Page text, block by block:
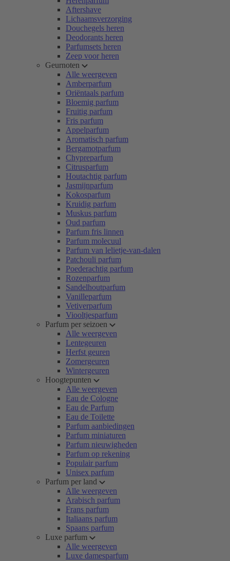
Aftershave
Lichaamsverzorging
Douchegels heren
Deodorants heren
Parfumsets heren
Zeep voor heren
Geurnoten
Alle weergeven
Amberparfum
Oriëntaals parfum
Bloemig parfum
Fruitig parfum
Fris parfum
Appelparfum
Aromatisch parfum
Bergamotparfum
Chypreparfum
Citrusparfum
Houtachtig parfum
Jasmijnparfum
Kokosparfum
Kruidig parfum
Muskus parfum
Oud parfum
Parfum fris linnen
Parfum molecuul
Parfum van lelietje-van-dalen
Patchouli parfum
Poederachtig parfum
Rozenparfum
Sandelhoutparfum
Vanilleparfum
Vetiverparfum
Viooltjesparfum
Parfum per seizoen
Alle weergeven
Lentegeuren
Herfst geuren
Zomergeuren
Wintergeuren
Hoogtepunten
Alle weergeven
Eau de Cologne
Eau de Parfum
Eau de Toilette
Parfum aanbiedingen
Parfum miniaturen
Parfum nieuwigheden
Parfum op rekening
Populair parfum
Unisex parfum
Parfum per land
Alle weergeven
Arabisch parfum
Frans parfum
Italiaans parfum
Spaans parfum
Luxe parfum
Alle weergeven
Luxe damesparfum